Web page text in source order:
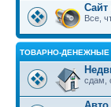
Все,
ТОВАРНО-
сдам,
Авто